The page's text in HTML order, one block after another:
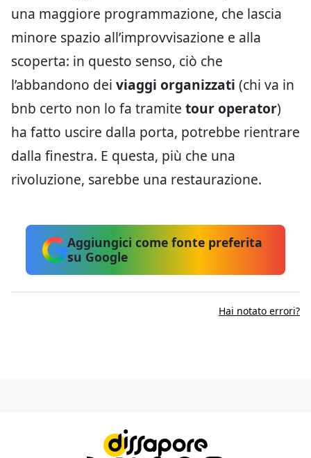
una maggiore programmazione, che lascia
minore spazio all’improvvisazione e alla
scoperta: in questo senso, ciò che
l’abbandono dei viaggi organizzati (chi va in
bnb certo non lo fa tramite tour operator)
ha fatto uscire dalla porta, potrebbe rientrare
dalla finestra. E questa, più che una
rivoluzione, sarebbe una restaurazione.
Aggiungici come fonte preferita
su Google
Hai notato errori?